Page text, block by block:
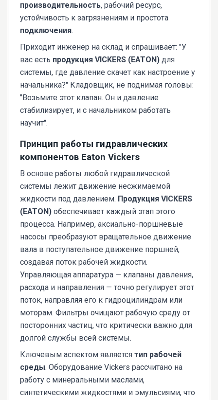
производительность, рабочий ресурс,
устойчивость к загрязнениям и простота
подключения.
Приходит инженер на склад и спрашивает: "У
вас есть продукция VICKERS (EATON) для
системы, где давление скачет как настроение у
начальника?" Кладовщик, не поднимая головы:
"Возьмите этот клапан. Он и давление
стабилизирует, и с начальником работать
научит".
Принцип работы гидравлических
компонентов Eaton Vickers
В основе работы любой гидравлической
системы лежит движение несжимаемой
жидкости под давлением. Продукция VICKERS
(EATON) обеспечивает каждый этап этого
процесса. Например, аксиально-поршневые
насосы преобразуют вращательное движение
вала в поступательное движение поршней,
создавая поток рабочей жидкости.
Управляющая аппаратура — клапаны давления,
расхода и направления — точно регулирует этот
поток, направляя его к гидроцилиндрам или
моторам. Фильтры очищают рабочую среду от
посторонних частиц, что критически важно для
долгой службы всей системы.
Ключевым аспектом является тип рабочей
среды. Оборудование Vickers рассчитано на
работу с минеральными маслами,
синтетическими жидкостями и эмульсиями, что